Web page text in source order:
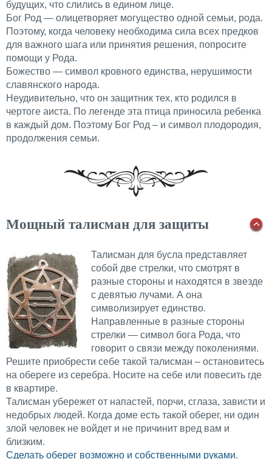
будущих, что слились в едином лице.
Бог Род — олицетворяет могущество одной семьи, рода.
Поэтому, когда человеку необходима сила всех предков
для важного шага или принятия решения, попросите
помощи у Рода.
Божество — символ кровного единства, нерушимости
славянского народа.
Неудивительно, что он защитник тех, кто родился в
чертоге аиста. По легенде эта птица приносила ребенка
в каждый дом. Поэтому Бог Род – и символ плодородия,
продолжения семьи.
Мощный талисман для защиты
Талисман для бусла представляет
собой две стрелки, что смотрят в
разные стороны и находятся в звезде
с девятью лучами. А она
символизирует единство.
Направленные в разные стороны
стрелки — символ бога Рода, что
говорит о связи между поколениями.
Решите приобрести себе такой талисман – остановитесь
на обереге из серебра. Носите на себе или повесить где
в квартире.
Талисман убережет от напастей, порчи, сглаза, зависти и
недобрых людей. Когда доме есть такой оберег, ни один
злой человек не войдет и не причинит вред вам и
близким.
Сделать оберег возможно и собственными руками.